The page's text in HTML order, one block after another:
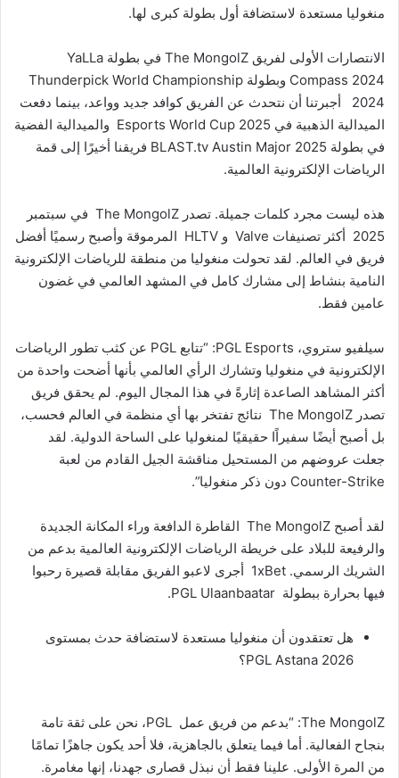
منغوليا مستعدة لاستضافة أول بطولة كبرى لها.
الانتصارات الأولى لفريق The MongolZ في بطولة YaLLa
Compass 2024 وبطولة Thunderpick World Championship
2024 أجبرتنا أن نتحدث عن الفريق كوافد جديد وواعد، بينما دفعت
الميدالية الذهبية في Esports World Cup 2025 والميدالية الفضية
في بطولة BLAST.tv Austin Major 2025 فريقنا أخيرًا إلى قمة
الرياضات الإلكترونية العالمية.
هذه ليست مجرد كلمات جميلة. تصدر The MongolZ في سبتمبر
2025 أكثر تصنيفات Valve و HLTV المرموقة وأصبح رسميًا أفضل
فريق في العالم. لقد تحولت منغوليا من منطقة للرياضات الإلكترونية
النامية بنشاط إلى مشارك كامل في المشهد العالمي في غضون
عامين فقط.
سيلفيو ستروي، PGL Esports: “تتابع PGL عن كثب تطور الرياضات
الإلكترونية في منغوليا وتشارك الرأي العالمي بأنها أضحت واحدة من
أكثر المشاهد الصاعدة إثارةً في هذا المجال اليوم. لم يحقق فريق
تصدر The MongolZ نتائج تفتخر بها أي منظمة في العالم فحسب،
بل أصبح أيضًا سفيراًا حقيقيًا لمنغوليا على الساحة الدولية. لقد
جعلت عروضهم من المستحيل مناقشة الجيل القادم من لعبة
Counter-Strike دون ذكر منغوليا”.
لقد أصبح The MongolZ القاطرة الدافعة وراء المكانة الجديدة
والرفيعة للبلاد على خريطة الرياضات الإلكترونية العالمية بدعم من
الشريك الرسمي. 1xBet أجرى لاعبو الفريق مقابلة قصيرة رحبوا
فيها بحرارة ببطولة PGL Ulaanbaatar.
هل تعتقدون أن منغوليا مستعدة لاستضافة حدث بمستوى
PGL Astana 2026؟
The MongolZ: “بدعم من فريق عمل PGL، نحن على ثقة تامة
بنجاح الفعالية. أما فيما يتعلق بالجاهزية، فلا أحد يكون جاهزًا تمامًا
من المرة الأولى. علينا فقط أن نبذل قصارى جهدنا، إنها مغامرة.